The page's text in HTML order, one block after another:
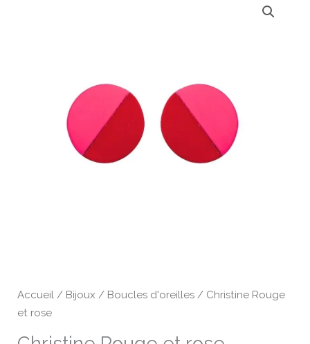
Accueil / Bijoux / Boucles d'oreilles / Christine Rouge
et rose